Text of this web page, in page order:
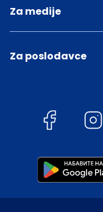
Za medije
Za poslodavce